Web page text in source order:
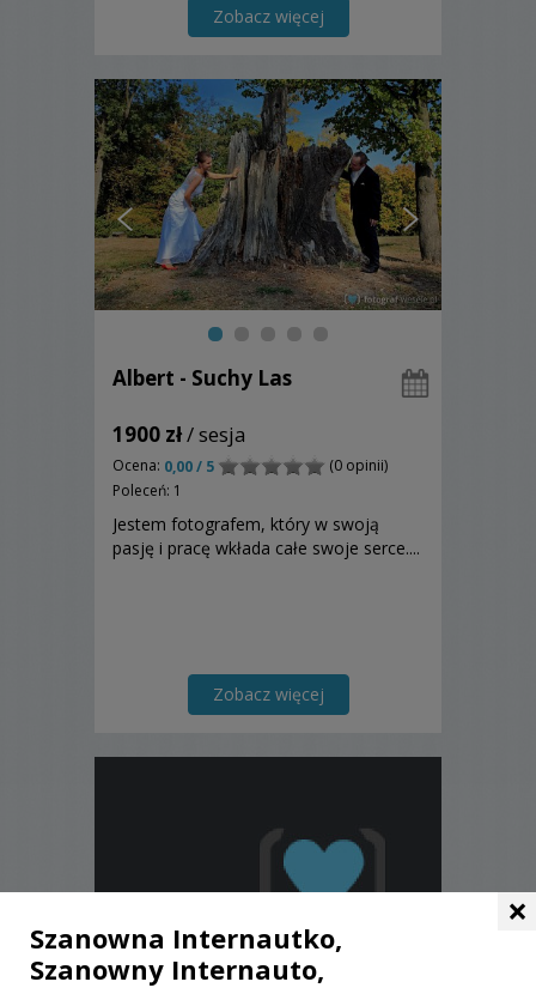
weselnej pokazuję również Wasze
szczęście, miłość, radość...
Zobacz więcej
Albert - Suchy Las
1900 zł/ sesja
Ocena: 0,00 / 5
(0 opinii)
Poleceń: 1
Jestem fotografem, który w swoją
pasję i pracę wkłada całe swoje serce....
Zobacz więcej
×
Szanowna Internautko,
Szanowny Internauto,